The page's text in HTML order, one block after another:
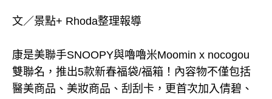
文／景點+ Rhoda整理報導
康是美聯手SNOOPY與嚕嚕米Moomin x nocogou
雙聯名，推出5款新春福袋/福箱！內容物不僅包括
醫美商品、美妝商品、刮刮卡，更首次加入倩碧、